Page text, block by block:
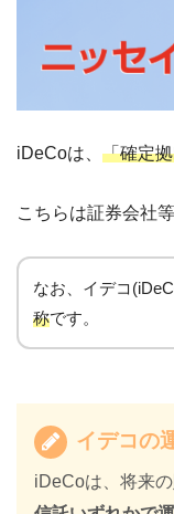
iDeCoは、 「確定
こちらは証券会社
なお、イデコ
称です。
イデコの
iDeCoは、将来の